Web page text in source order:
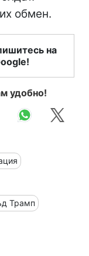
обмен.
на
удобно!
Трамп